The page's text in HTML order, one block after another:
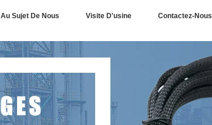
Au Sujet De Nous Visite D'usine Contactez-Nous